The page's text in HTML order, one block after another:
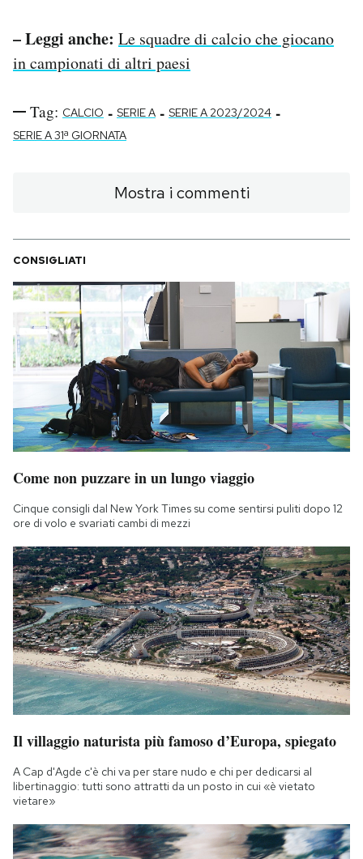
– Leggi anche: Le squadre di calcio che giocano
in campionati di altri paesi
Tag: CALCIO - SERIE A - SERIE A 2023/2024 -
SERIE A 31ª GIORNATA
Mostra i commenti
CONSIGLIATI
Come non puzzare in un lungo viaggio
Cinque consigli dal New York Times su come sentirsi puliti dopo 12
ore di volo e svariati cambi di mezzi
Il villaggio naturista più famoso d’Europa, spiegato
A Cap d'Agde c'è chi va per stare nudo e chi per dedicarsi al
libertinaggio: tutti sono attratti da un posto in cui «è vietato
vietare»